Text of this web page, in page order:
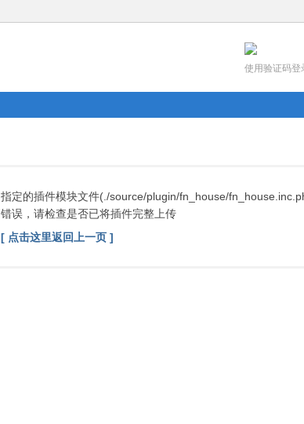
使用验证码登
指定的插件模块文件(./source/plugin/fn_house/
错误，请检查是否已将插件完整上传
[ 点击这里返回上一页 ]